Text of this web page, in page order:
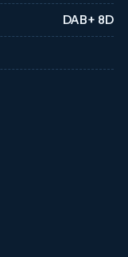
DAB+ 8D